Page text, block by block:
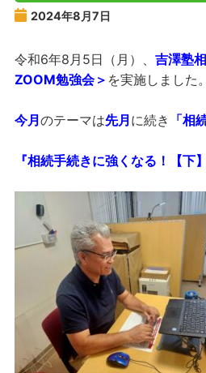
2024年8月7日
令和6年8月5日（月）、 吉澤塾
ZOOM勉強会＞ を実施しました。
今月 のテーマは先月 に続き 「相
『相続手続きに強くなる！【下】